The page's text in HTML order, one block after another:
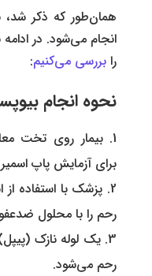
انجام می‌شود. در
را بررسی می‌کنیم:
نحوه انجام
بیمار روی تخت
برای آزمایش پاپ
پزشک با استفاده از
رحم را با محلول
یک لوله نازک
رحم می‌شود.